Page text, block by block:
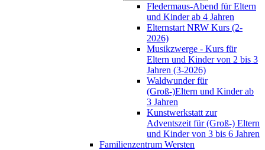
Fledermaus-Abend für Eltern
und Kinder ab 4 Jahren
Elternstart NRW Kurs (2-
2026)
Musikzwerge - Kurs für
Eltern und Kinder von 2 bis 3
Jahren (3-2026)
Waldwunder für
(Groß-)Eltern und Kinder ab
3 Jahren
Kunstwerkstatt zur
Adventszeit für (Groß-) Eltern
und Kinder von 3 bis 6 Jahren
Familienzentrum Wersten